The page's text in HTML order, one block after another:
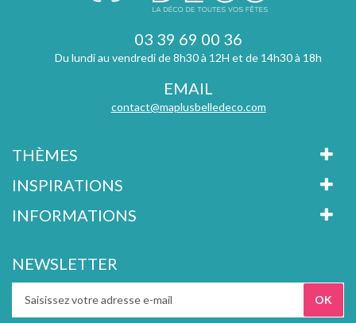
03 39 69 00 36
Du lundi au vendredi de 8h30 à 12H et de 14h30 à 18h
EMAIL
contact@maplusbelledeco.com
THÈMES
INSPIRATIONS
INFORMATIONS
NEWSLETTER